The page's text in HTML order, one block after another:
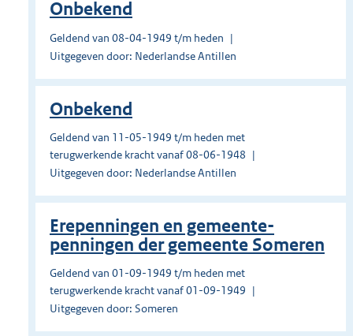
Onbekend
Geldend van 08-04-1949 t/m heden
Uitgegeven door: Nederlandse Antillen
Onbekend
Geldend van 11-05-1949 t/m heden met
terugwerkende kracht vanaf 08-06-1948
Uitgegeven door: Nederlandse Antillen
Erepenningen en gemeente-
penningen der gemeente Someren
Geldend van 01-09-1949 t/m heden met
terugwerkende kracht vanaf 01-09-1949
Uitgegeven door: Someren